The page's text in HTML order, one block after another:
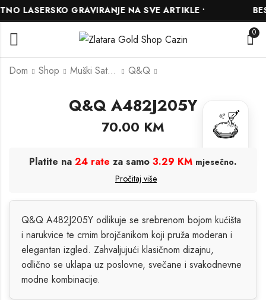
LASERSKO GRAVIRANJE NA SVE ARTIKLE •
0
Dom Shop Muški Satovi Q&Q
Q&Q Q892J202Y
Q&Q A484J202Y
GRAVIRANJE
Q&Q A482J205Y
70.00 KM
Platite na 24 rate za samo 3.29 KM mjesečno.
Pročitaj više
Q&Q A482J205Y odlikuje se srebrenom bojom kućišta
i narukvice te crnim brojčanikom koji pruža moderan i
elegantan izgled. Zahvaljujući klasičnom dizajnu,
odlično se uklapa uz poslovne, svečane i svakodnevne
modne kombinacije.